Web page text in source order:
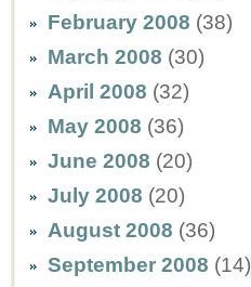
February 2008 (38)
March 2008 (30)
April 2008 (32)
May 2008 (36)
June 2008 (20)
July 2008 (20)
August 2008 (36)
September 2008 (14)